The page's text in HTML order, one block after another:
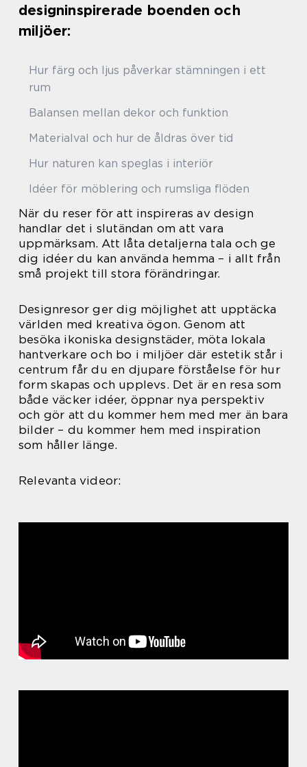
designinspirerade boenden och
miljöer:
Hur färg och ljus påverkar stämningen i ett
rum
Balansen mellan dekor och funktion
Materialval och hur de åldras över tid
Hur naturen kan speglas i interiör
Idéer för möblering och rumsliga flöden
När du reser för att inspireras av design
handlar det i slutändan om att vara
uppmärksam. Att låta detaljerna tala och ge
dig idéer du kan använda hemma – i allt från
små projekt till stora förändringar.
Designresor ger dig möjlighet att upptäcka
världen med kreativa ögon. Genom att
besöka ikoniska designstäder, möta lokala
hantverkare och bo i miljöer där estetik står i
centrum får du en djupare förståelse för hur
form skapas och upplevs. Det är en resa som
både väcker idéer, öppnar nya perspektiv
och gör att du kommer hem med mer än bara
bilder – du kommer hem med inspiration
som håller länge.
Relevanta videor: